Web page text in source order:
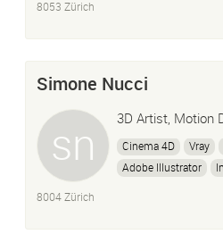
8053 Zürich
Simone Nucci
3D Artist, Motion
Cinema 4D Vray
Adobe Illustrator
8004 Zürich